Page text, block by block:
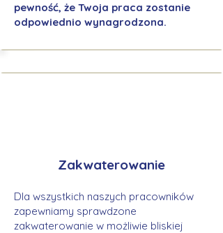
pewność, że Twoja praca zostanie
odpowiednio wynagrodzona.
Zakwaterowanie
Dla wszystkich naszych pracowników
zapewniamy sprawdzone
zakwaterowanie w możliwie bliskiej